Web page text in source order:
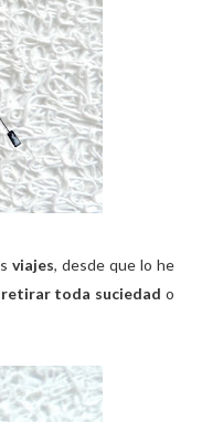
viajes, desde que lo he
retirar toda suciedad o